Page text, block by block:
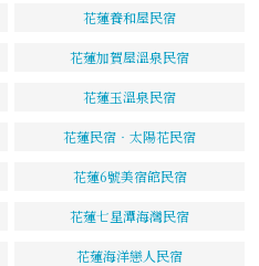
花蓮養和屋民宿
花蓮加賀屋溫泉民宿
花蓮玉溫泉民宿
花蓮民宿‧太陽花民宿
花蓮6號美宿館民宿
花蓮七星潭海灣民宿
花蓮海洋戀人民宿